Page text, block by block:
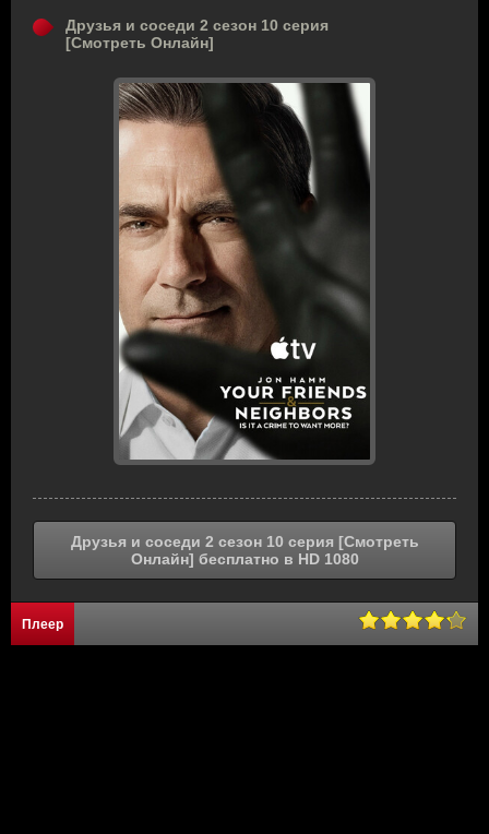
Друзья и соседи 2 сезон 10 серия
[Смотреть Онлайн]
Друзья и соседи 2 сезон 10 серия [Смотреть
Онлайн] бесплатно в HD 1080
Плеер